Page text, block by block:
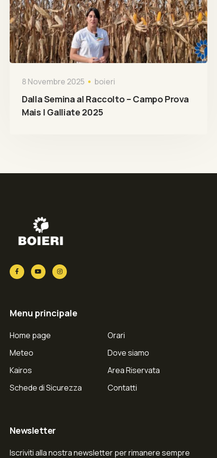
8 Novembre 2025 boieri
Dalla Semina al Raccolto – Campo Prova
Mais | Galliate 2025
Menu principale
Home page
Meteo
Kairos
Schede di Sicurezza
Orari
Dove siamo
Area Riservata
Contatti
Newsletter
Iscriviti alla nostra newsletter per rimanere sempre